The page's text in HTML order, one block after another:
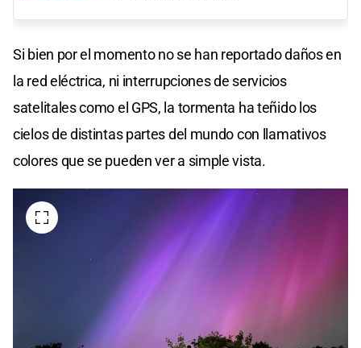
Si bien por el momento no se han reportado daños en
la red eléctrica, ni interrupciones de servicios
satelitales como el GPS, la tormenta ha teñido los
cielos de distintas partes del mundo con llamativos
colores que se pueden ver a simple vista.